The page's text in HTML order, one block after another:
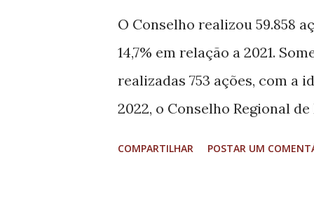
progressividade fiscal das
recursos para a
O Conselho realizou 59.858
14,7% em relação a 2021.
realizadas 753 ações, com a
2022, o Conselho Regional
COMPARTILHAR POSTAR UM